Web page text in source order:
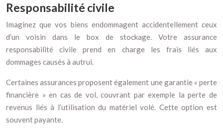
Responsabilité civile
Imaginez que vos biens endommagent accidentellement ceux
d’un voisin dans le box de stockage. Votre assurance
responsabilité civile prend en charge les frais liés aux
dommages causés à autrui.
Certaines assurances proposent également une garantie « perte
financière » en cas de vol, couvrant par exemple la perte de
revenus liés à l’utilisation du matériel volé. Cette option est
souvent payante.